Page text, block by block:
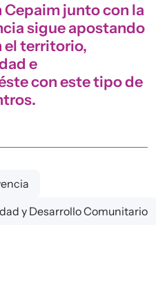
junto con la
sigue apostando
el territorio,
e
con este tipo de
y Desarrollo Comunitario